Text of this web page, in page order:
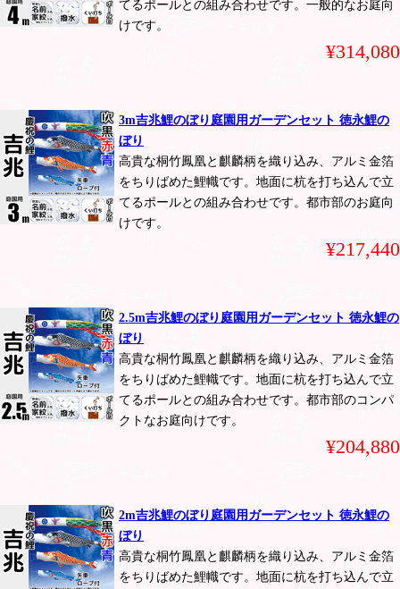
てるポールとの組み合わせです。一般的なお庭向
けです。
¥314,080
3m吉兆鯉のぼり庭園用ガーデンセット 徳永鯉の
ぼり
高貴な桐竹鳳凰と麒麟柄を織り込み、アルミ金箔
をちりばめた鯉幟です。地面に杭を打ち込んで立
てるポールとの組み合わせです。都市部のお庭向
けです。
¥217,440
2.5m吉兆鯉のぼり庭園用ガーデンセット 徳永鯉の
ぼり
高貴な桐竹鳳凰と麒麟柄を織り込み、アルミ金箔
をちりばめた鯉幟です。地面に杭を打ち込んで立
てるポールとの組み合わせです。都市部のコンパ
クトなお庭向けです。
¥204,880
2m吉兆鯉のぼり庭園用ガーデンセット 徳永鯉の
ぼり
高貴な桐竹鳳凰と麒麟柄を織り込み、アルミ金箔
をちりばめた鯉幟です。地面に杭を打ち込んで立